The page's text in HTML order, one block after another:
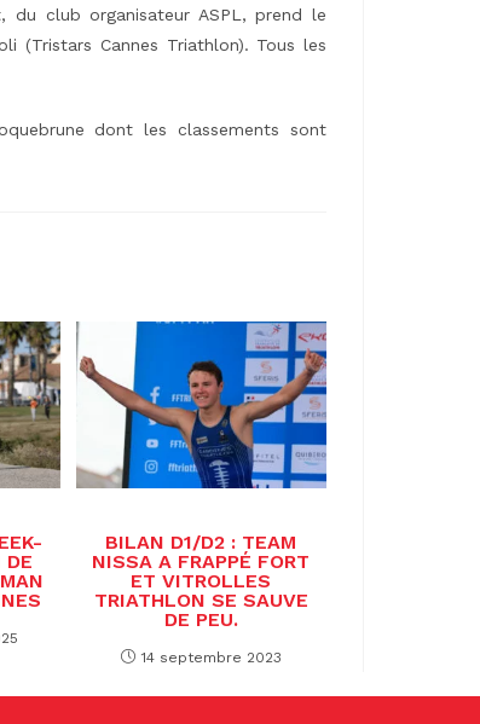
du club organisateur ASPL, prend le
(Tristars Cannes Triathlon). Tous les
dont les classements sont
DE
BILAN D1/D2 : TEAM
NISSA A FRAPPÉ FORT
ET VITROLLES
TRIATHLON SE SAUVE
DE PEU.
14 septembre 2023